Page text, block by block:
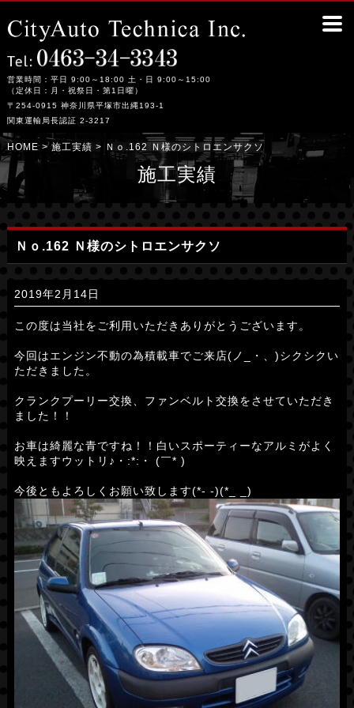
営業時間：平日 9:00～18:00 土・日 9:00～15:00
（定休日：月・祝祭日・第1日曜）
〒254-0915 神奈川県平塚市出縄193-1
関東運輸局長認証 2-3217
HOME> 施工実績 > Ｎｏ.162 Ｎ様のシトロエンサクソ
施工実績
Ｎｏ.162 Ｎ様のシトロエンサクソ
2019年2月14日
この度は当社をご利用いただきありがとうございます。
今回はエンジン不動の為積載車でご来店(ノ_・、)シクシクい
ただきました。
クランクプーリー交換、ファンベルト交換をさせていただき
ました！！
お車は綺麗な青ですね！！白いスポーティーなアルミがよく
映えますウットリ♪・:*:・ (￣* )
今後ともよろしくお願い致します(*- -)(*_ _)